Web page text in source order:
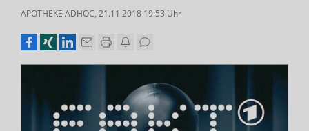
APOTHEKE ADHOC, 21.11.2018 19:53 Uhr